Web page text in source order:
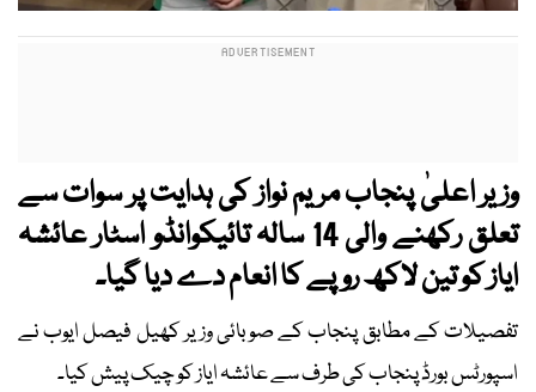
وزیر اعلیٰ پنجاب مریم نواز کی ہدایت پر سوات سے
تعلق رکھنے والی 14 سالہ تائیکوانڈو اسٹار عائشہ
ایاز کو تین لاکھ روپے کا انعام دے دیا گیا۔
تفصیلات کے مطابق پنجاب کے صوبائی وزیر کھیل فیصل ایوب نے
اسپورٹس بورڈ پنجاب کی طرف سے عائشہ ایاز کو چیک پیش کیا۔